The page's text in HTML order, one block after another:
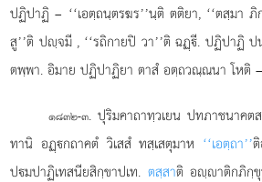
ปฏิปาฏิ – ‘‘เอตฺถนฺตรฆร’’นฺติ ตติยา, ‘‘ตสฺมา
สู’’ติ ปฺจมี , ‘‘รถิกายปิ วา’’ติ ฉฏฺี. ปฏิปาฏิ
ตพฺพา. อิมาย ปฏิปาฏิยา ตาสํ อตฺถวณฺณนา โหติ –
๑๘๓๒-๓. ปุริมคาถาทฺวเยน ปทภาชนาค
ทานิ อฏฺกถาคตํ วิเสสํ ทสฺเสตุมาห ‘‘เอตฺถา’’
ปมปาฏิเทสนียสิกฺขาปเท. ตสฺสาติ อฺาติกภิกฺ